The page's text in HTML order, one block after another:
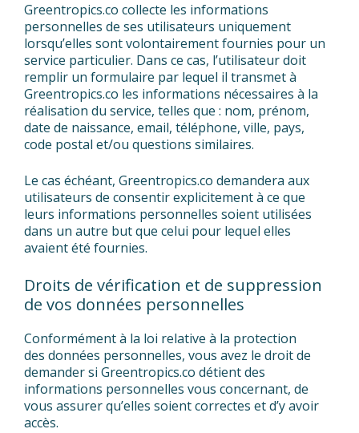
Greentropics.co collecte les informations
personnelles de ses utilisateurs uniquement
lorsqu’elles sont volontairement fournies pour un
service particulier. Dans ce cas, l’utilisateur doit
remplir un formulaire par lequel il transmet à
Greentropics.co les informations nécessaires à la
réalisation du service, telles que : nom, prénom,
date de naissance, email, téléphone, ville, pays,
code postal et/ou questions similaires.
Le cas échéant, Greentropics.co demandera aux
utilisateurs de consentir explicitement à ce que
leurs informations personnelles soient utilisées
dans un autre but que celui pour lequel elles
avaient été fournies.
Droits de vérification et de suppression
de vos données personnelles
Conformément à la loi relative à la protection
des données personnelles, vous avez le droit de
demander si Greentropics.co détient des
informations personnelles vous concernant, de
vous assurer qu’elles soient correctes et d’y avoir
accès.